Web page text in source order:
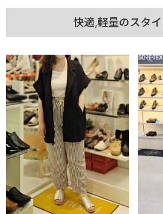
快適,軽量のスタ